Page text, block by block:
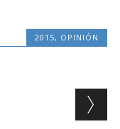
2015, OPINIÓN